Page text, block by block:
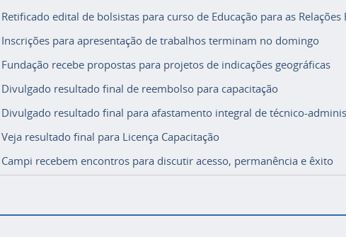
Retificado edital de bolsistas para curso de Educação para as Relações
Inscrições para apresentação de trabalhos terminam no domingo
Fundação recebe propostas para projetos de indicações geográficas
Divulgado resultado final de reembolso para capacitação
Divulgado resultado final para afastamento integral de técnico-
Veja resultado final para Licença Capacitação
Campi recebem encontros para discutir acesso, permanência e êxito